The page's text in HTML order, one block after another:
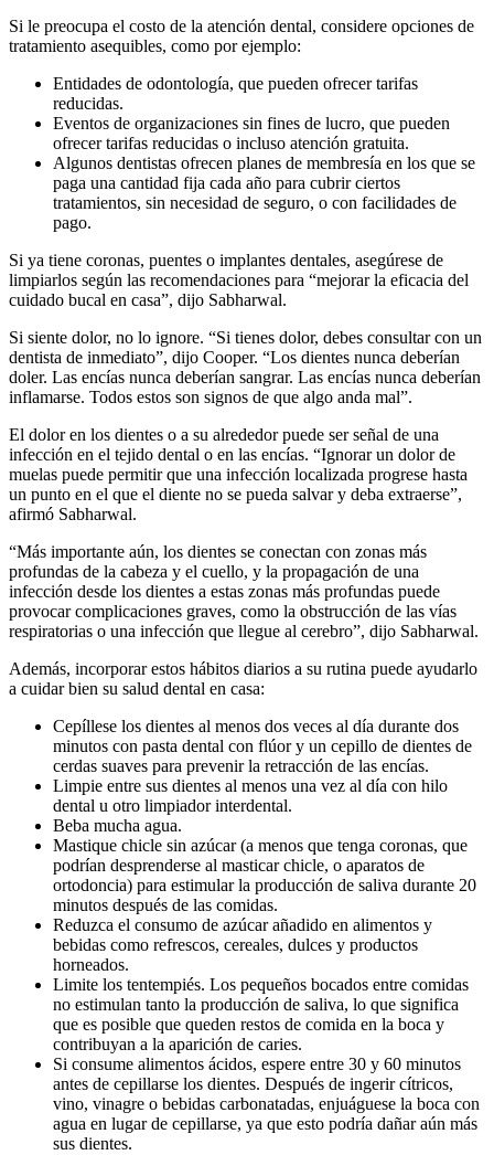
Si le preocupa el costo de la atención dental, considere opciones de
tratamiento asequibles, como por ejemplo:
Entidades de odontología, que pueden ofrecer tarifas
reducidas.
Eventos de organizaciones sin fines de lucro, que pueden
ofrecer tarifas reducidas o incluso atención gratuita.
Algunos dentistas ofrecen planes de membresía en los que se
paga una cantidad fija cada año para cubrir ciertos
tratamientos, sin necesidad de seguro, o con facilidades de
pago.
Si ya tiene coronas, puentes o implantes dentales, asegúrese de
limpiarlos según las recomendaciones para “mejorar la eficacia del
cuidado bucal en casa”, dijo Sabharwal.
Si siente dolor, no lo ignore. “Si tienes dolor, debes consultar con un
dentista de inmediato”, dijo Cooper. “Los dientes nunca deberían
doler. Las encías nunca deberían sangrar. Las encías nunca deberían
inflamarse. Todos estos son signos de que algo anda mal”.
El dolor en los dientes o a su alrededor puede ser señal de una
infección en el tejido dental o en las encías. “Ignorar un dolor de
muelas puede permitir que una infección localizada progrese hasta
un punto en el que el diente no se pueda salvar y deba extraerse”,
afirmó Sabharwal.
“Más importante aún, los dientes se conectan con zonas más
profundas de la cabeza y el cuello, y la propagación de una
infección desde los dientes a estas zonas más profundas puede
provocar complicaciones graves, como la obstrucción de las vías
respiratorias o una infección que llegue al cerebro”, dijo Sabharwal.
Además, incorporar estos hábitos diarios a su rutina puede ayudarlo
a cuidar bien su salud dental en casa:
Cepíllese los dientes al menos dos veces al día durante dos
minutos con pasta dental con flúor y un cepillo de dientes de
cerdas suaves para prevenir la retracción de las encías.
Limpie entre sus dientes al menos una vez al día con hilo
dental u otro limpiador interdental.
Beba mucha agua.
Mastique chicle sin azúcar (a menos que tenga coronas, que
podrían desprenderse al masticar chicle, o aparatos de
ortodoncia) para estimular la producción de saliva durante 20
minutos después de las comidas.
Reduzca el consumo de azúcar añadido en alimentos y
bebidas como refrescos, cereales, dulces y productos
horneados.
Limite los tentempiés. Los pequeños bocados entre comidas
no estimulan tanto la producción de saliva, lo que significa
que es posible que queden restos de comida en la boca y
contribuyan a la aparición de caries.
Si consume alimentos ácidos, espere entre 30 y 60 minutos
antes de cepillarse los dientes. Después de ingerir cítricos,
vino, vinagre o bebidas carbonatadas, enjuáguese la boca con
agua en lugar de cepillarse, ya que esto podría dañar aún más
sus dientes.